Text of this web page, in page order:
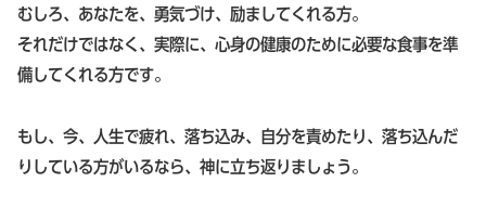
むしろ、あなたを、勇気づけ、励ましてくれる方。
それだけではなく、実際に、心身の健康のために必要な食事を準
備してくれる方です。
もし、今、人生で疲れ、落ち込み、自分を責めたり、落ち込んだ
りしている方がいるなら、神に立ち返りましょう。